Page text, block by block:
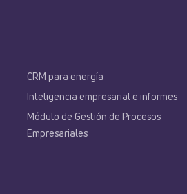
CRM para energía
Inteligencia empresarial e informes
Módulo de Gestión de Procesos
Empresariales